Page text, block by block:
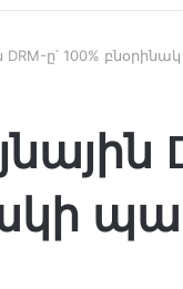
DRM-ը՝ 100%